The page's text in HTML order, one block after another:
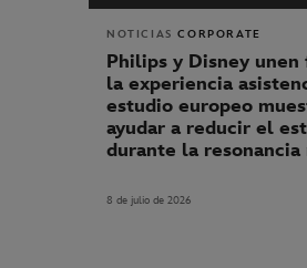
NOTICIAS CORPORATE
Philips y Disney
la experiencia
estudio europeo
ayudar a reducir el
durante la resonancia
8 de julio de 2026